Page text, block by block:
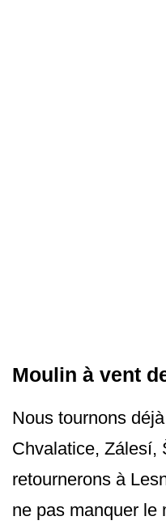
Moulin à vent
Nous tournons
Chvalatice, Zálesí,
retournerons à
ne pas manquer le